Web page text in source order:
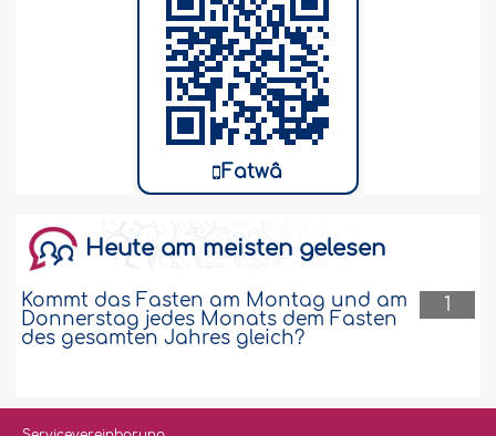
Fatwâ
Heute am meisten gelesen
1
Kommt das Fasten am Montag und am
Donnerstag jedes Monats dem Fasten
des gesamten Jahres gleich?